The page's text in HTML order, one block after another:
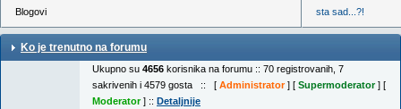
Blogovi sta sad...?!
Ko je trenutno na forumu
Ukupno su 4656 korisnika na forumu :: 70 registrovanih, 7
sakrivenih i 4579 gosta :: [ Administrator] [ Supermoderator] [
Moderator] :: Detaljnije